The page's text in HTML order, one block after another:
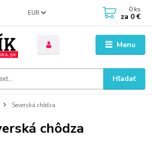
Menu
EUR
Hľadať
0 ks
za 0 €
Severská chôdza
chôdza